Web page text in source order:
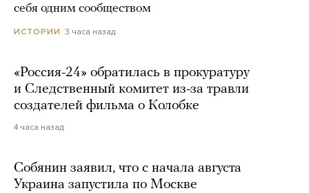
себя одним сообществом
ИСТОРИИ 3 часа назад
«Россия-24» обратилась в прокуратуру
и Следственный комитет из-за травли
создателей фильма о Колобке
4 часа назад
Собянин заявил, что с начала августа
Украина запустила по Москве